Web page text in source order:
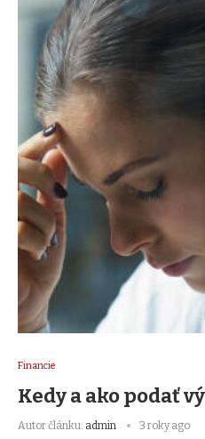
Financie
Kedy a ako podať
Autor článku: admin 3 roky ago